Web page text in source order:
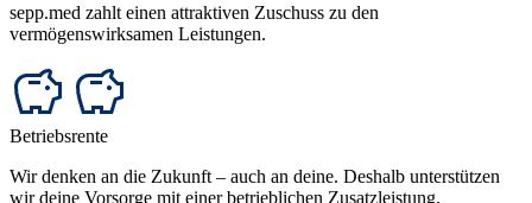
sepp.med zahlt einen attraktiven Zuschuss zu den
vermögenswirksamen Leistungen.
Betriebsrente
Wir denken an die Zukunft – auch an deine. Deshalb unterstützen
wir deine Vorsorge mit einer betrieblichen Zusatzleistung.